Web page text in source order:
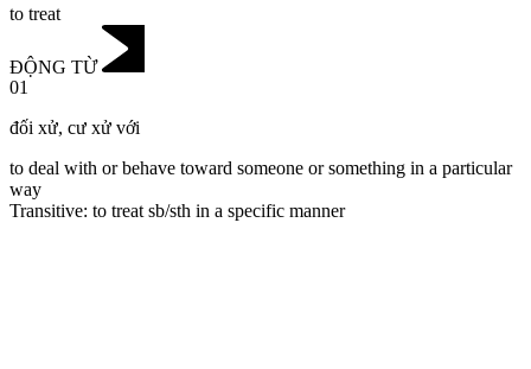
to treat
ĐỘNG TỪ
01
đối xử, cư xử với
to deal with or behave toward someone or something in a particular
way
Transitive: to treat sb/sth in a specific manner